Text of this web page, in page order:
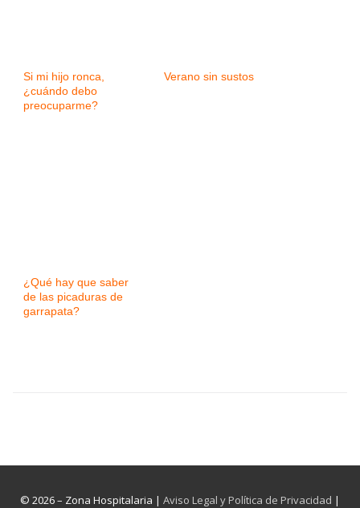
Si mi hijo ronca,
¿cuándo debo
preocuparme?
Verano sin sustos
¿Qué hay que saber
de las picaduras de
garrapata?
© 2026 – Zona Hospitalaria | Aviso Legal y Política de Privacidad |